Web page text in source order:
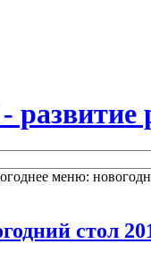
меню:
стол